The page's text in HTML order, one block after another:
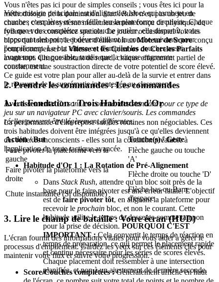
Votre mission principale est d'aligner les blocs qui tombent en
couches complètes et sans faille sur la plateforme circulaire. Chaque
fois que vous complétez une couche entière, elle disparaît, vous
rapportant des points et déverrouillant la couche suivante pour
l'empilement. Le but ultime est d'empiler les couches aussi
longtemps que possible, tandis que la vitesse augmente
constamment.
2. Prendre les commandes : Les commandes
Avertissement : Ce sont les commandes standard pour ce type de
jeu sur un navigateur PC avec clavier/souris. Les commandes
réelles peuvent être légèrement différentes.
Action / But
Touche(s) / Geste
Faire pivoter la plateforme vers la
gauche
Flèche gauche ou touche
'A'
Faire pivoter la plateforme vers la
droite
Flèche droite ou touche 'D'
Chute instantanée (Si disponible)
Flèche bas ou Barre
d'espace
3. Lire le champ de bataille : Votre écran (HUD)
L'écran fournit des informations vitales pour vous aider à gérer le
processus d'empilement. Gardez les yeux sur ces éléments clés pour
maintenir votre flux et suivre votre progression.
Score/Couches complétées :Généralement affiché en haut
Vous n'êtes pas ici pour de simples conseils ; vous êtes ici pour la
méthodologie de la domination.Stack Rushn'est pas un jeu de
chance ; c'est un système méticuleusement conçu de physique, de
rythme et de conscience spatiale. Le joueur occasionnel voit des
blocs qui tombent ; le joueur d'élite voit unMoteur de Scoreconçu
pour récompenser laVitesse et les Combos de Cercles Parfaits
avant tout. Chaque instant de retard, chaque effacement partiel de
couche, est une soustraction directe de votre potentiel de score élevé.
Ce guide est votre plan pour aller au-delà de la survie et entrer dans
le royaume de la suprématie incontestée au classement.
1. La Fondation : Trois Habitudes d'Or
La performance d'élite repose sur des routines non négociables. Ces
trois habitudes doivent être intégrées jusqu'à ce qu'elles deviennent
des réflexes inconscients - elles sont la condition préalable à
l'application de toute tactique avancée.
Habitude d'Or 1 : La Rotation de Pré-Alignement
Dans Stack Rush, attendre qu'un bloc soit près de la
base pour le faire pivoter est une erreur fatale. L'objectif
est de faire pivoter tôt, en alignant la plateforme pour
recevoir le prochain bloc, et non le courant. Cette
habitude utilise le temps de descente comme tampon
pour la prise de décision. POURQUOI C'EST
IMPORTANT :Cela convertit le temps de réaction en
temps de préparation, ce qui permet le placement rapide
et continu nécessaire pour les séries de scores élevés.
Chaque placement doit ressembler à une intersection
planifiée, et non à un ajustement de dernière seconde.